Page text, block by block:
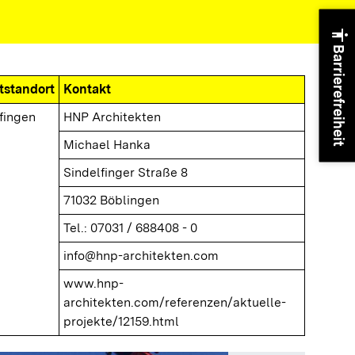
Kontakt
HNP Architekten
Michael Hanka
Sindelfinger Straße 8
71032 Böblingen
Tel.: 07031 / 688408 - 0
info@hnp-architekten.com
www.hnp-
architekten.com/referenzen/aktuelle-
projekte/12159.html
accessibility
Barrierefreiheit